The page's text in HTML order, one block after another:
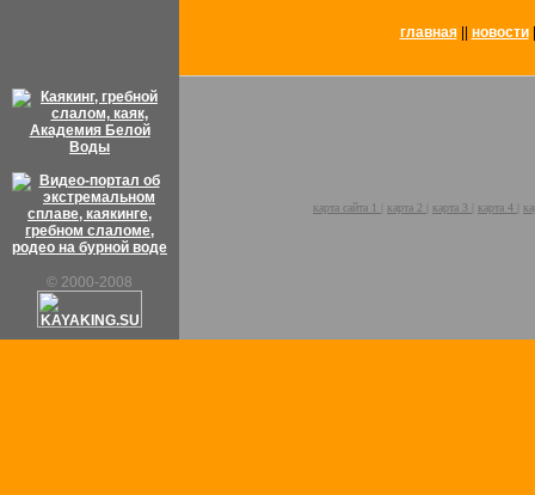
главная|| новости
© 2000-2008
карта сайта 1 карта 2 карта 3 карта 4